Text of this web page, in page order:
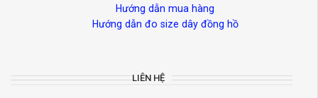
Hướng dẫn mua hàng
Hướng dẫn đo size dây đồng hồ
LIÊN HỆ